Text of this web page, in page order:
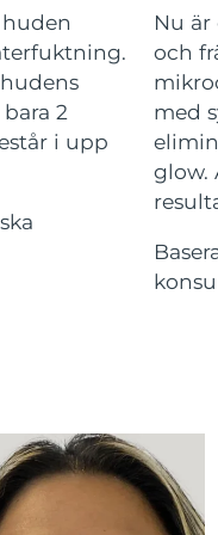
2
i upp
Nu
och
med
glow.
leverans 15/08/2026
leverans
leverans 14/08/2026
leverans 16/08/2026
leverans12/08/2026
leverans 11/08/2026